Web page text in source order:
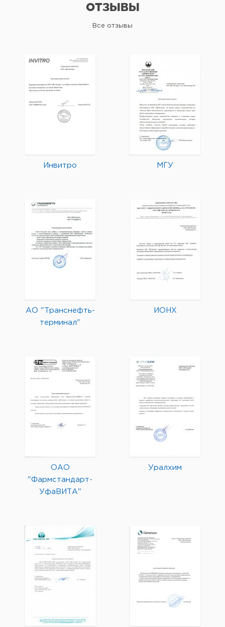
ОТЗЫВЫ
Все отзывы
Инвитро МГУ
АО "Транснефть-
терминал"
ИОНХ
ОАО
"Фармстандарт-
УфаВИТА"
Уралхим